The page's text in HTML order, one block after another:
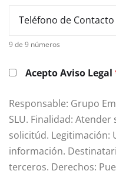
9 de 9 números
Acepto Aviso Legal
Responsable: Grupo
SLU. Finalidad: Atender
solicitúd. Legitimación:
información.
terceros. Derechos: